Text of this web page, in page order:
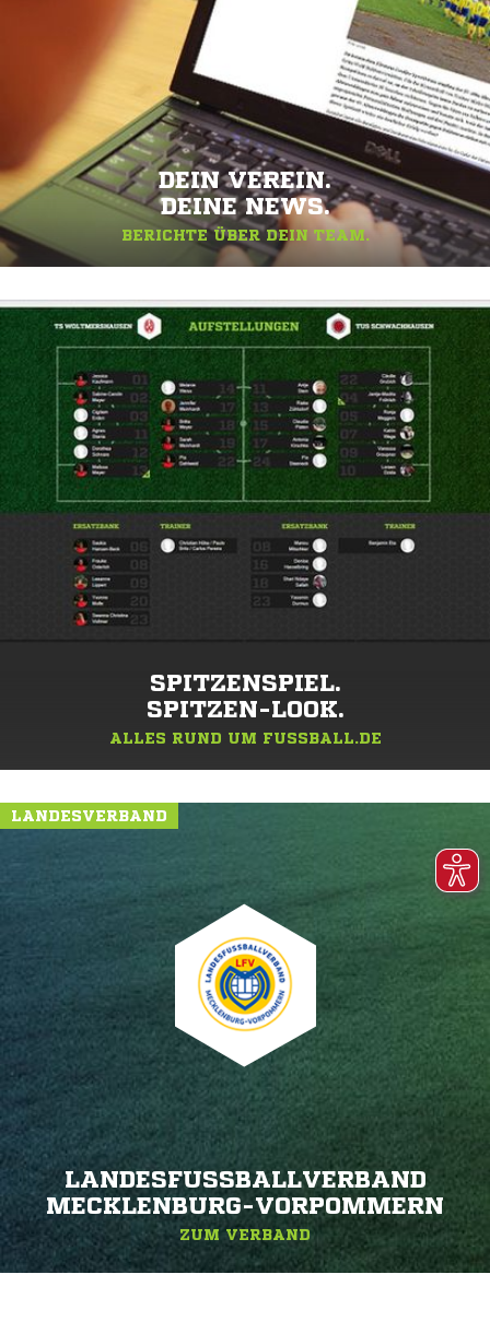
DEIN VEREIN.
DEINE NEWS.
BERICHTE ÜBER DEIN TEAM.
SPITZENSPIEL.
SPITZEN-LOOK.
ALLES RUND UM FUSSBALL.DE
LANDESVERBAND
LANDESFUSSBALLVERBAND M
ECKLENBURG-VORPOMMERN
ZUM VERBAND